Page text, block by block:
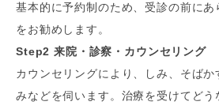
基本的に予約制のため、受診の前にあ
をお勧めします。
Step2 来院・診察・カウンセリング
カウンセリングにより、しみ、そば
みなどを伺います。治療を受けてど